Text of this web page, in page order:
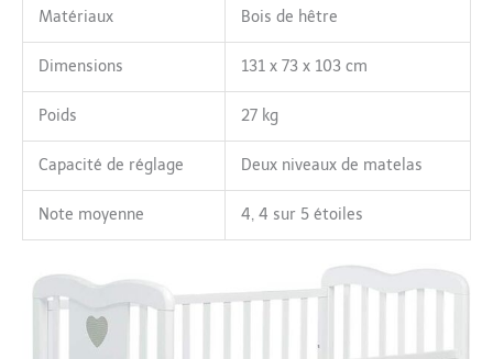
Matériaux Bois de hêtre
Dimensions 131 x 73 x 103 cm
Poids 27 kg
Capacité de réglage Deux niveaux de matelas
Note moyenne 4, 4 sur 5 étoiles